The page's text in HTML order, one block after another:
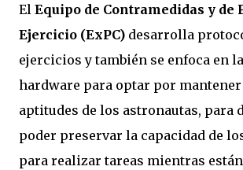
El Equipo de Contramedidas y de
Ejercicio (ExPC) desarrolla
ejercicios y también se enfoca en
hardware para optar por mantener
aptitudes de los astronautas, para
poder preservar la capacidad de
para realizar tareas mientras